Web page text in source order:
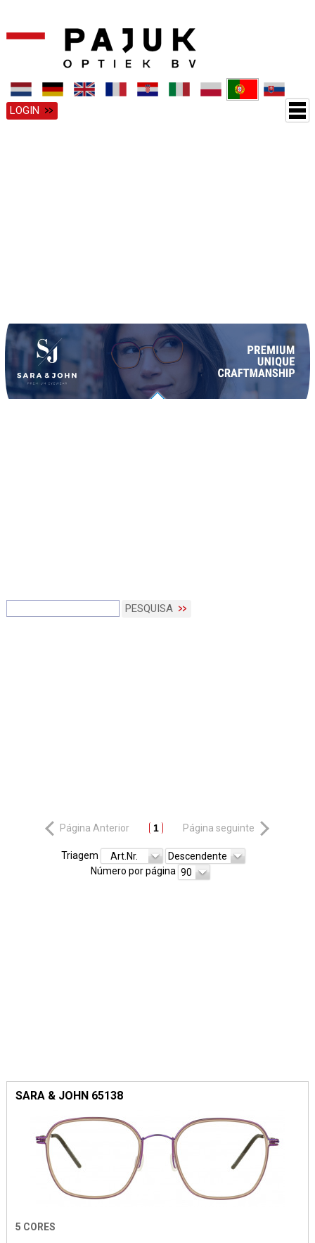
LOGIN
PESQUISA
Página Anterior 1 Página seguinte
Triagem Art.Nr.
Descendente
Número por página 90
SARA & JOHN 65138
5 CORES